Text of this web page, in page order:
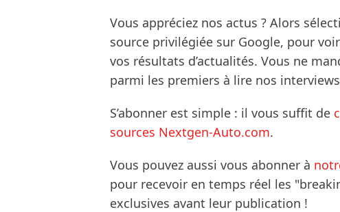
Vous appréciez nos actus ? Alors
source privilégiée sur Google, pour
vos résultats d’actualités. Vous ne
parmi les premiers à lire nos
S’abonner est simple : il vous suffit de
sources Nextgen-Auto.com.
Vous pouvez aussi vous abonner à
pour recevoir en temps réel les
exclusives avant leur publication !